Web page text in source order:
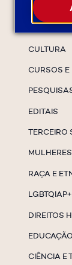
CULTURA
CURSOS E
EDITAIS
TERCEIRO
MULHERES
RAÇA E
LGBTQIAP+
DIREITOS
EDUCAÇÃO
CIÊNCIA E